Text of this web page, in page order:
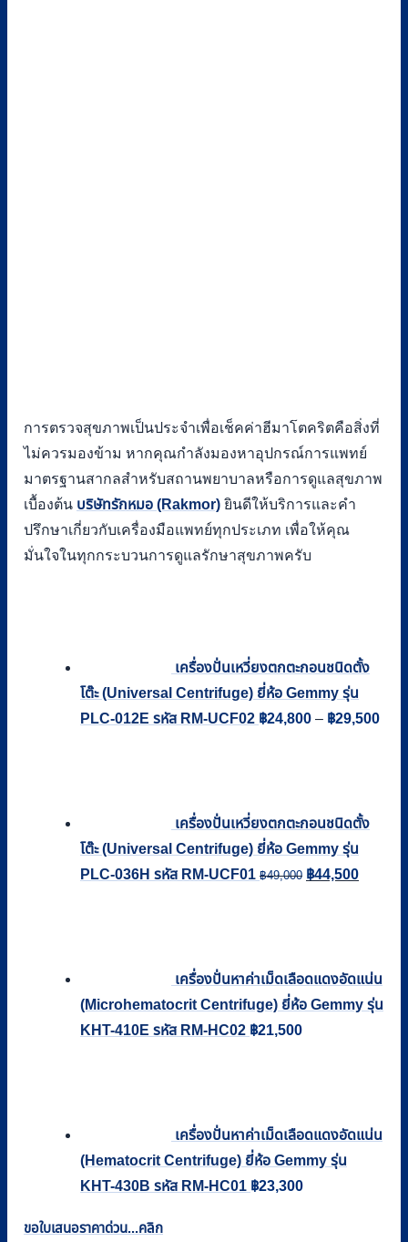
การตรวจสุขภาพเป็นประจำเพื่อเช็คค่าฮีมาโตคริตคือสิ่งที่
ไม่ควรมองข้าม หากคุณกำลังมองหาอุปกรณ์การแพทย์
มาตรฐานสากลสำหรับสถานพยาบาลหรือการดูแลสุขภาพ
เบื้องต้น บริษัทรักหมอ (Rakmor) ยินดีให้บริการและคำ
ปรึกษาเกี่ยวกับเครื่องมือแพทย์ทุกประเภท เพื่อให้คุณ
มั่นใจในทุกกระบวนการดูแลรักษาสุขภาพครับ
เครื่องปั่นเหวี่ยงตกตะกอนชนิดตั้ง
โต๊ะ (Universal Centrifuge) ยี่ห้อ Gemmy รุ่น
PLC-012E รหัส RM-UCF02 ฿24,800 – ฿29,500
เครื่องปั่นเหวี่ยงตกตะกอนชนิดตั้ง
โต๊ะ (Universal Centrifuge) ยี่ห้อ Gemmy รุ่น
PLC-036H รหัส RM-UCF01 ฿49,000 Original
฿44,500Current
เครื่องปั่นหาค่าเม็ดเลือดแดงอัดแน่น
(Microhematocrit Centrifuge) ยี่ห้อ Gemmy รุ่น
KHT-410E รหัส RM-HC02 ฿21,500
เครื่องปั่นหาค่าเม็ดเลือดแดงอัดแน่น
(Hematocrit Centrifuge) ยี่ห้อ Gemmy รุ่น
KHT-430B รหัส RM-HC01 ฿23,300
ขอใบเสนอราคาด่วน...คลิก